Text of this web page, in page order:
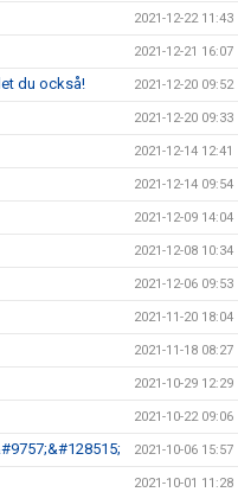
2021-12-22 11:43
2021-12-21 16:07
du också! 2021-12-20 09:52
2021-12-20 09:33
2021-12-14 12:41
2021-12-14 09:54
2021-12-09 14:04
2021-12-08 10:34
2021-12-06 09:53
2021-11-20 18:04
2021-11-18 08:27
2021-10-29 12:29
2021-10-22 09:06
2021-10-06 15:57
2021-10-01 11:28